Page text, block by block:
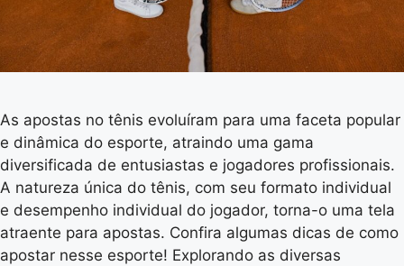
As apostas no tênis evoluíram para uma faceta popular
e dinâmica do esporte, atraindo uma gama
diversificada de entusiastas e jogadores profissionais.
A natureza única do tênis, com seu formato individual
e desempenho individual do jogador, torna-o uma tela
atraente para apostas. Confira algumas dicas de como
apostar nesse esporte! Explorando as diversas